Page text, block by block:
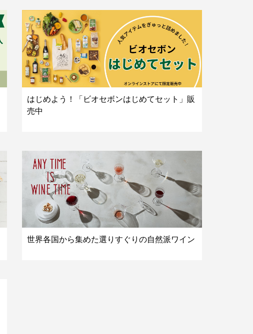
はじめよう！「ビオセボンはじめてセット」販
売中
世界各国から集めた選りすぐりの自然派ワイン